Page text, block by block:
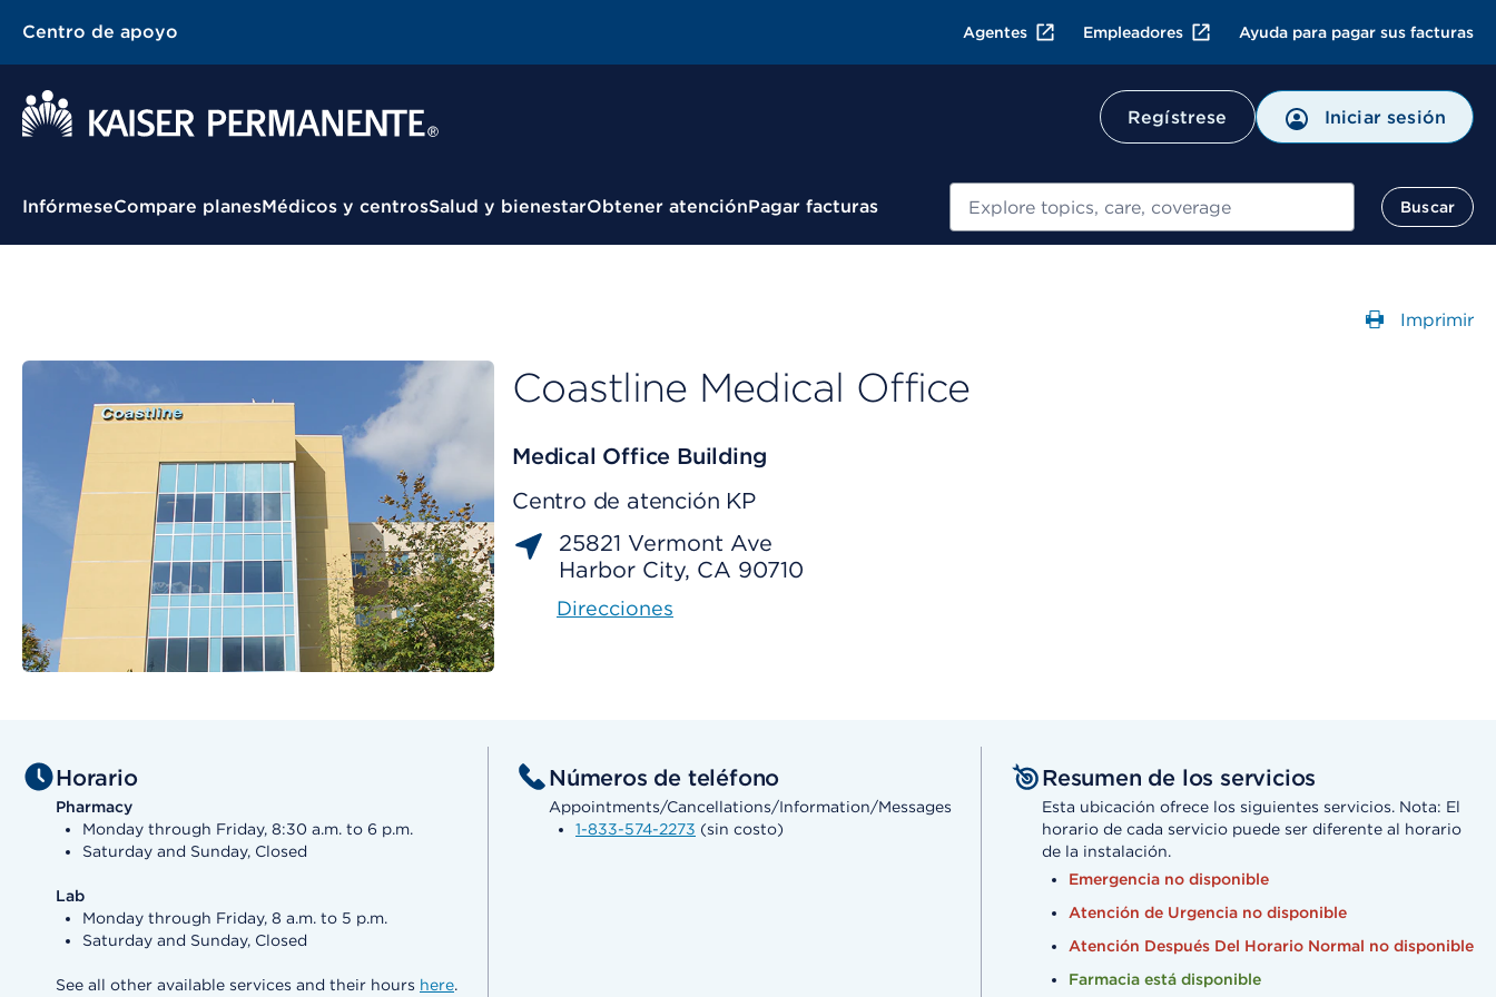
Centro de apoyo Agentes Empleadores Ayuda para pagar sus facturas
Regístrese Iniciar sesión
Menú contextual
InfórmeseCompare planesMédicos y centrosSalud y bienestarObtener atenciónPagar facturas Buscar
Buscar
Imprimir
Coastline Medical Office
Medical Office Building
Centro de atención KP
25821 Vermont Ave
Harbor City, CA 90710
Direcciones
Horario
Pharmacy
Monday through Friday, 8:30 a.m. to 6 p.m.
Saturday and Sunday, Closed
Lab
Monday through Friday, 8 a.m. to 5 p.m.
Saturday and Sunday, Closed
See all other available services and their hours here.
Números de teléfono
Appointments/Cancellations/Information/Messages
1-833-574-2273 (sin costo)
Resumen de los servicios
Esta ubicación ofrece los siguientes servicios. Nota: El
horario de cada servicio puede ser diferente al horario
de la instalación.
Emergencia no disponible
Atención de Urgencia no disponible
Atención Después Del Horario Normal no disponible
Farmacia está disponible